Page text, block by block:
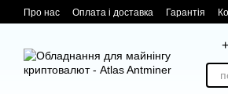
Перейти до основного контенту
Про нас Оплата і доставка Гарантія